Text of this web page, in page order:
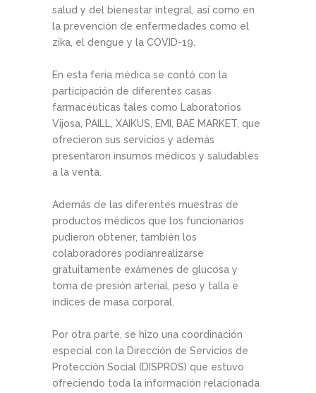
salud y del bienestar integral, así como en
la prevención de enfermedades como el
zika, el dengue y la COVID-19.
En esta feria médica se contó con la
participación de diferentes casas
farmacéuticas tales como Laboratorios
Vijosa, PAILL, XAIKUS, EMI, BAE MARKET, que
ofrecieron sus servicios y además
presentaron insumos médicos y saludables
a la venta.
Además de las diferentes muestras de
productos médicos que los funcionarios
pudieron obtener, también los
colaboradores podíanrealizarse
gratuitamente exámenes de glucosa y
toma de presión arterial, peso y talla e
índices de masa corporal.
Por otra parte, se hizo una coordinación
especial con la Dirección de Servicios de
Protección Social (DISPROS) que estuvo
ofreciendo toda la información relacionada